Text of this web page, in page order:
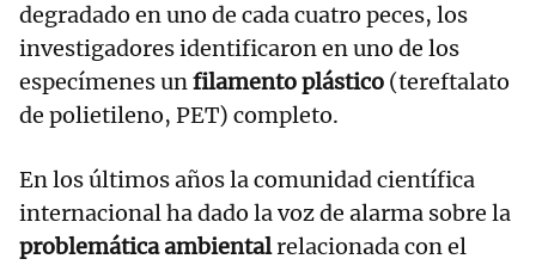
degradado en uno de cada cuatro peces, los
investigadores identificaron en uno de los
especímenes unfilamento plástico (tereftalato
de polietileno, PET) completo.
En los últimos años la comunidad científica
internacional ha dado la voz de alarma sobre la
problemática ambientalrelacionada con el